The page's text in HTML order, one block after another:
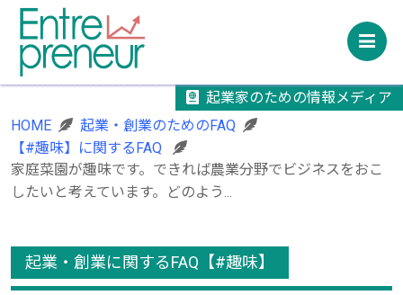
起業家のための情報メディア
HOME
起業・創業のためのFAQ
【#趣味】に関するFAQ
家庭菜園が趣味です。できれば農業分野でビジネスをおこ
したいと考えています。どのよう...
起業・創業に関するFAQ【#趣味】